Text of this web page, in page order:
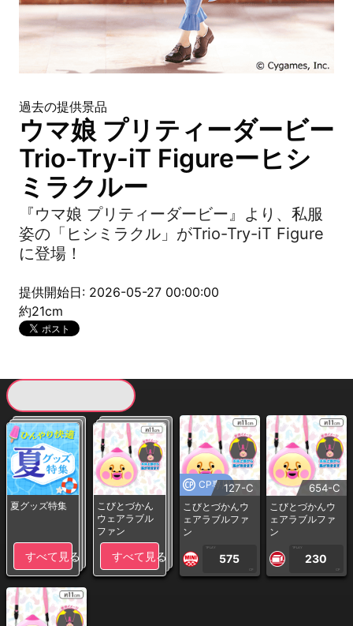
過去の提供景品
ウマ娘 プリティーダービー
Trio-Try-iT Figureーヒシ
ミラクルー
『ウマ娘 プリティーダービー』より、私服
姿の「ヒシミラクル」がTrio-Try-iT Figure
に登場！
提供開始日: 2026-05-27 00:00:00
約21cm
夏グッズ特集
すべて見る
こびとづかん
ウェアラブル
ファン
すべて見る
CP専用127-C
こびとづかんウ
ェアラブルファ
ン
1PLAY
575
CP
654-C
こびとづかんウ
ェアラブルファ
ン
1PLAY
230
CP